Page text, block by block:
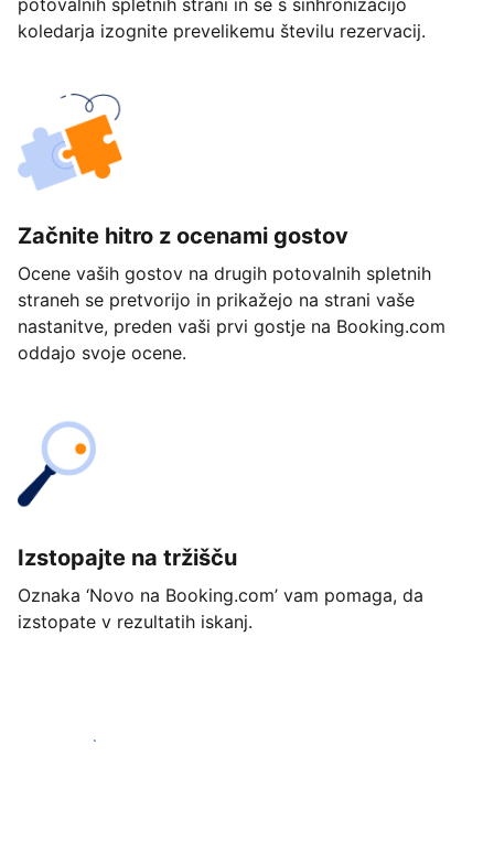
potovalnih spletnih strani in se s sinhronizacijo
koledarja izognite prevelikemu številu rezervacij.
Začnite hitro z ocenami gostov
Ocene vaših gostov na drugih potovalnih spletnih
straneh se pretvorijo in prikažejo na strani vaše
nastanitve, preden vaši prvi gostje na Booking.com
oddajo svoje ocene.
Izstopajte na tržišču
Oznaka ‘Novo na Booking.com’ vam pomaga, da
izstopate v rezultatih iskanj.
Začnite danes